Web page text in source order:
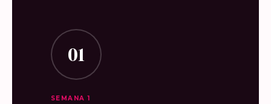
01
SEMANA 1